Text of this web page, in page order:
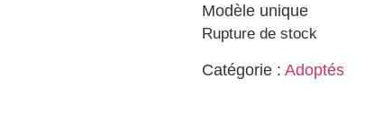
Modèle unique
Rupture de stock
Catégorie : Adoptés